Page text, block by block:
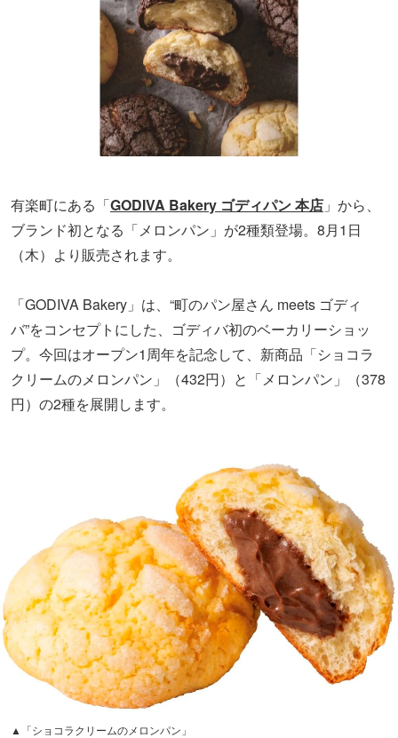
有楽町にある「GODIVA Bakery ゴディパン 本店 」から、
ブランド初となる「メロンパン」が2種類登場。8月1日
（木）より販売されます。
「GODIVA Bakery」は、“町のパン屋さん meets ゴディ
バ”をコンセプトにした、ゴディバ初のベーカリーショッ
プ。今回はオープン1周年を記念して、新商品「ショコラ
クリームのメロンパン」（432円）と「メロンパン」（378
円）の2種を展開します。
▲「ショコラクリームのメロンパン」